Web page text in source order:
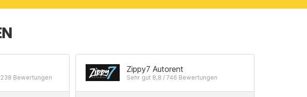
Bewertungen
Zippy7 Autorent
Sehr gut 8,8 / 746 Bewertungen